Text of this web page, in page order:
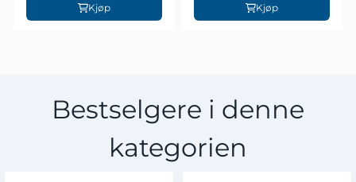
Kjøp Kjøp
Bestselgere i denne
kategorien